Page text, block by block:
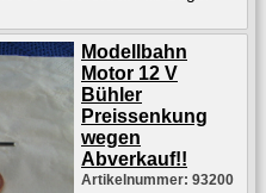
Modellbahn
Motor 12 V
Bühler
Preissenkung
wegen
Abverkauf!!
Artikelnummer: 93200